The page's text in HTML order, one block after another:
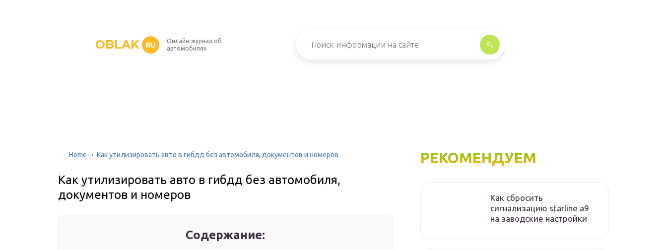
OBLAK RU
Онлайн-журнал об
автомобилях
Home Как утилизировать авто в гибдд без автомобиля, документов и номеров
Как утилизировать авто в гибдд без автомобиля,
документов и номеров
Содержание:
РЕКОМЕНДУЕМ
Как сбросить
сигнализацию starline а9
на заводские настройки